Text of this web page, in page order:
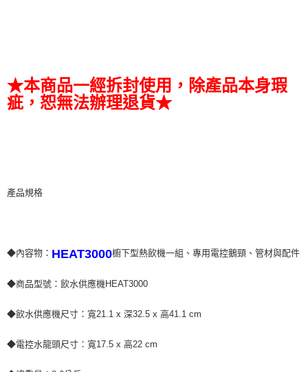
★本商品一經拆封使用，除產品本身瑕
疵，恕無法辦理退貨★
產品規格
◆內容物： HEAT3000櫥下型熱飲機一組、專用電控鵝頸、管材與配件
◆商品型號：飲水供應機HEAT3000
◆飲水供應機尺寸：寬21.1 x 深32.5 x 高41.1 cm
◆電控水龍頭尺寸：寬17.5 x 高22 cm